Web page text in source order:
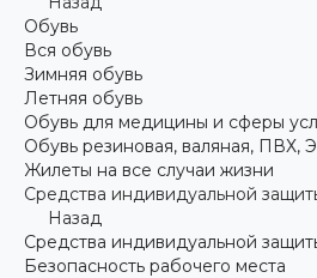
Обувь
Вся обувь
Зимняя обувь
Летняя обувь
Обувь для медицины и сферы
Обувь резиновая, валяная, ПВХ,
Жилеты на все случаи жизни
Средства индивидуальной
Назад
Средства индивидуальной
Безопасность рабочего места